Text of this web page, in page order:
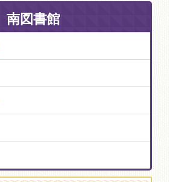
南図書館